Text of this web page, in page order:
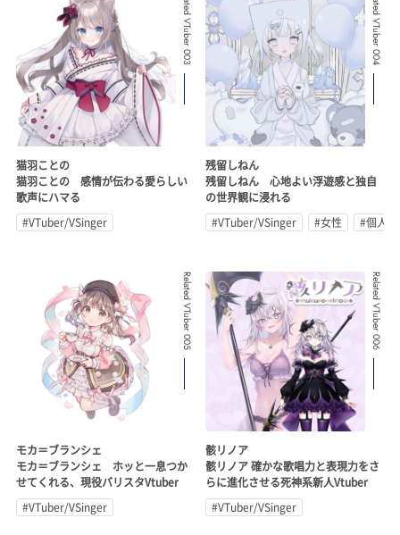
Related VTuber 003
猫羽ことの
猫羽ことの 感情が伝わる愛らしい
歌声にハマる
#VTuber/VSinger
Related VTuber 004
残留しねん
残留しねん 心地よい浮遊感と独自
の世界観に浸れる
#VTuber/VSinger
#女性 #個人勢
Related VTuber 005
モカ＝ブランシェ
モカ＝ブランシェ ホッと一息つか
せてくれる、現役バリスタVtuber
#VTuber/VSinger
Related VTuber 006
骸リノア
骸リノア 確かな歌唱力と表現力をさ
らに進化させる死神系新人Vtuber
#VTuber/VSinger